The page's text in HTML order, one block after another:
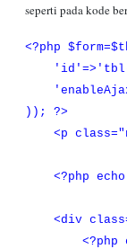
seperti pada kode
<?php
'id'=>'tbl-
)); ?>
<p
<?php echo
<div
<?php